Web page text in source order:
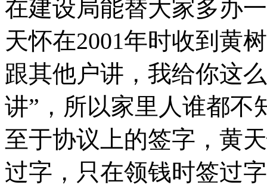
在建设局能替大家多办
天怀在2001年时收到黄
跟其他户讲，我给你这
讲”，所以家里人谁都不
至于协议上的签字，黄
过字，只在领钱时签过